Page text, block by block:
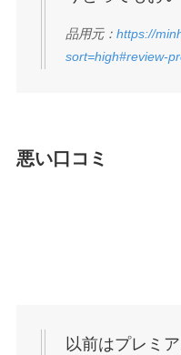
品用元： https://
sort=high#review-
悪い口コミ
以前はプレミ